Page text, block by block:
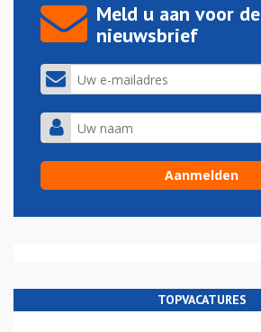
Meld u aan voor de
nieuwsbrief
TOPVACATURES